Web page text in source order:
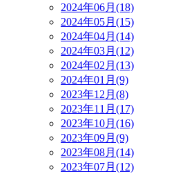
2024年06月(18)
2024年05月(15)
2024年04月(14)
2024年03月(12)
2024年02月(13)
2024年01月(9)
2023年12月(8)
2023年11月(17)
2023年10月(16)
2023年09月(9)
2023年08月(14)
2023年07月(12)